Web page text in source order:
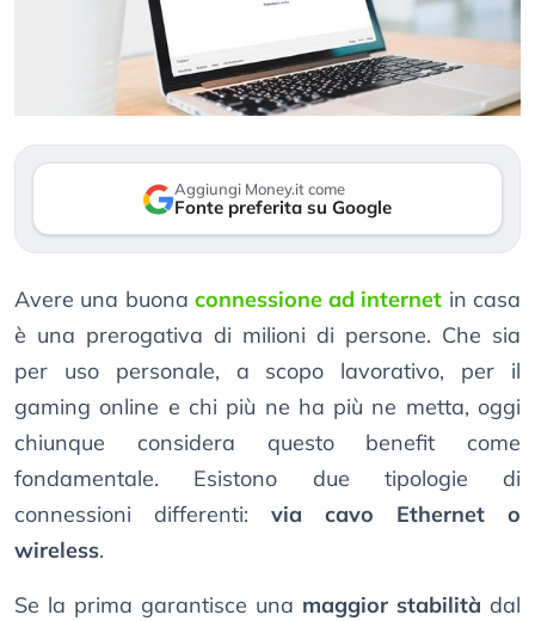
Aggiungi Money.it come
Fonte preferita su Google
Avere una buona connessione ad internet in casa
è una prerogativa di milioni di persone. Che sia
per uso personale, a scopo lavorativo, per il
gaming online e chi più ne ha più ne metta, oggi
chiunque considera questo benefit come
fondamentale. Esistono due tipologie di
connessioni differenti: via cavo Ethernet o
wireless.
Se la prima garantisce una maggior stabilità dal